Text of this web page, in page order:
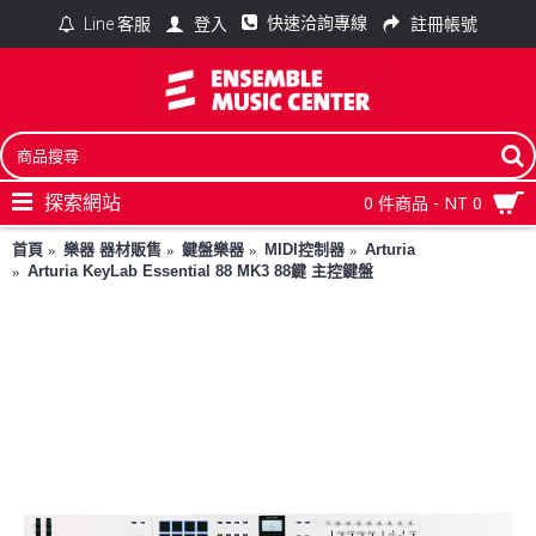
Line 客服 登入 快速洽詢專線 註冊帳號
0 件商品 - NT 0
探索網站
首頁 樂器 器材販售 鍵盤樂器 MIDI控制器
Arturia
Arturia KeyLab Essential 88 MK3 88鍵 主控鍵盤